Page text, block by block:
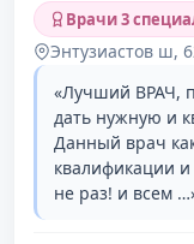
Врачи 3
Энтузиастов ш,
«Лучший ВРАЧ,
дать нужную и
Данный врач
квалификации
не раз! и всем